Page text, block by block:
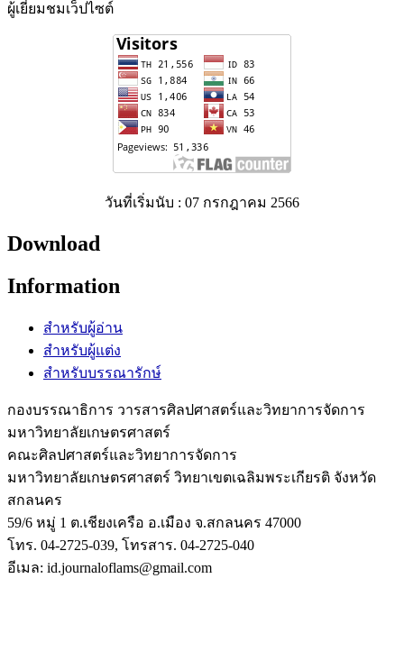
ผู้เยี่ยมชมเว็ปไซต์
วันที่เริ่มนับ : 07 กรกฎาคม 2566
Download
Information
สำหรับผู้อ่าน
สำหรับผู้แต่ง
สำหรับบรรณารักษ์
กองบรรณาธิการ วารสารศิลปศาสตร์และวิทยาการจัดการ
มหาวิทยาลัยเกษตรศาสตร์
คณะศิลปศาสตร์และวิทยาการจัดการ
มหาวิทยาลัยเกษตรศาสตร์ วิทยาเขตเฉลิมพระเกียรติ จังหวัด
สกลนคร
59/6 หมู่ 1 ต.เชียงเครือ อ.เมือง จ.สกลนคร 47000
โทร. 04-2725-039, โทรสาร. 04-2725-040
อีเมล: id.journaloflams@gmail.com